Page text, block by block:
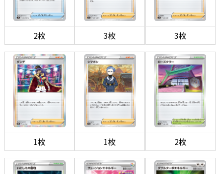
2枚 3枚 3枚
1枚 1枚 2枚